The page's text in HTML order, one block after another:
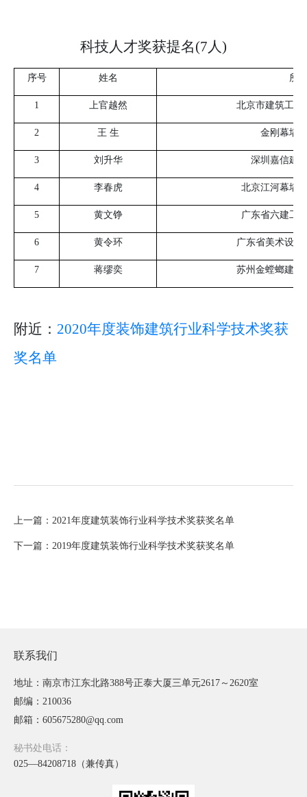
科技人才奖获提名(7人)
序号 姓名 所
1 上官越然 北京市建筑工程
2 王 生 金刚幕墙
3 刘升华 深圳嘉信建
4 李春虎 北京江河幕墙
5 黄文铮 广东省六建工
6 黄令环 广东省美术设计
7 蒋缪奕 苏州金螳螂建筑
附近： 2020年度装饰建筑行业科学技术奖获
奖名单
上一篇：2021年度建筑装饰行业科学技术奖获奖名单
下一篇：2019年度建筑装饰行业科学技术奖获奖名单
联系我们
地址：南京市江东北路388号正泰大厦三单元2617～2620室
邮编：210036
邮箱：605675280@qq.com
秘书处电话：
025—84208718（兼传真）